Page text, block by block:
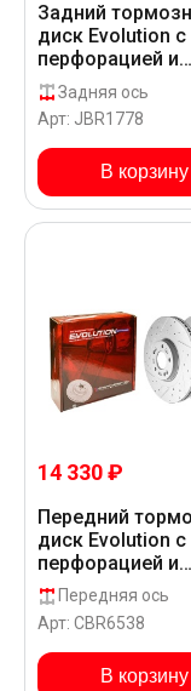
Задний
диск Evolution с
перфорацией и
насечками в
GEOMET для
PALISADE PS819
Задняя ось
Арт: JBR1778
В корзину
14 330 ₽
Передний
диск Evolution с
перфорацией и
насечками в
GEOMET для
PALISADE PS822
Передняя ось
Арт: CBR6538
В корзину